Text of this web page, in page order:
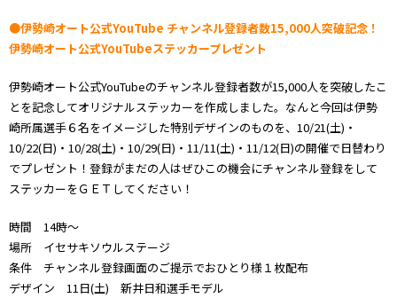
●伊勢崎オート公式YouTube チャンネル登録者数15,000人突破記念！
伊勢崎オート公式YouTubeステッカープレゼント
伊勢崎オート公式YouTubeのチャンネル登録者数が15,000人を突破したこ
とを記念してオリジナルステッカーを作成しました。なんと今回は伊勢
崎所属選手６名をイメージした特別デザインのものを、10/21(土)・
10/22(日)・10/28(土)・10/29(日)・11/11(土)・11/12(日)の開催で日替わり
でプレゼント！登録がまだの人はぜひこの機会にチャンネル登録をして
ステッカーをＧＥＴしてください！
時間 14時～
場所 イセサキソウルステージ
条件 チャンネル登録画面のご提示でおひとり様１枚配布
デザイン 11日(土) 新井日和選手モデル